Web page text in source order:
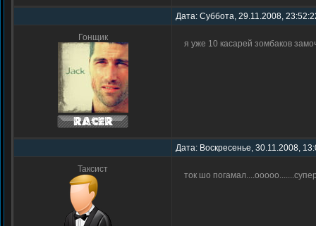
Дата: Суббота, 29.11.2008,
Гонщик
я уже 10 касарей зомбаков
Дата: Воскресенье, 30.11.2008,
Таксист
ток шо